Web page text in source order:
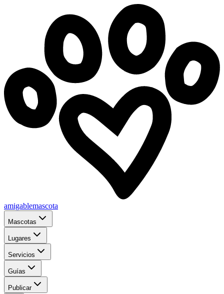
amigablemascota
Mascotas
Lugares
Servicios
Guías
Publicar